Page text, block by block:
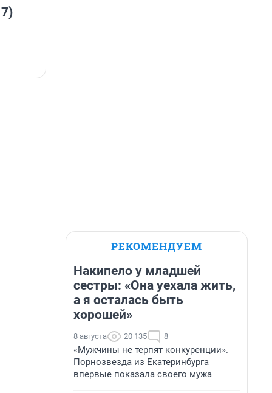
РЕКОМЕНДУЕМ
Накипело у младшей
сестры: «Она уехала жить,
а я осталась быть
хорошей»
8 августа 20 135 8
«Мужчины не терпят конкуренции».
Порнозвезда из Екатеринбурга
впервые показала своего мужа